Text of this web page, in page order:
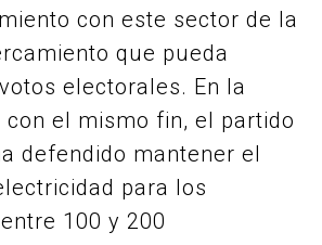
con este sector de la
que pueda
electorales. En la
el mismo fin, el partido
defendido mantener el
para los
100 y 200